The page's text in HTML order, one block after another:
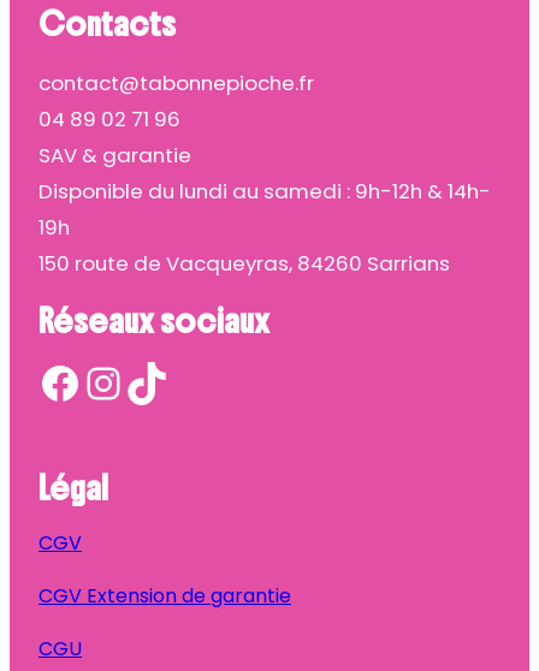
Contacts
contact@tabonnepioche.fr
04 89 02 71 96
SAV & garantie
Disponible du lundi au samedi : 9h-12h & 14h-
19h
150 route de Vacqueyras, 84260 Sarrians
Réseaux sociaux
Facebook InstagramTikTok
Légal
CGV
CGV Extension de garantie
CGU